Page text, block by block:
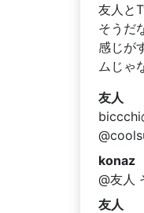
友人と
そうだ
感じが
ムじゃ
友人
biccchi
konaz
@友人
友人